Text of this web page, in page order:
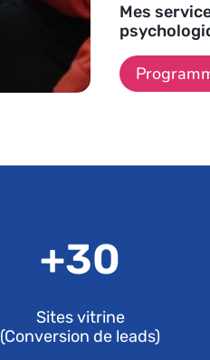
Mes
+30
Sites vitrine
(Conversion de leads)